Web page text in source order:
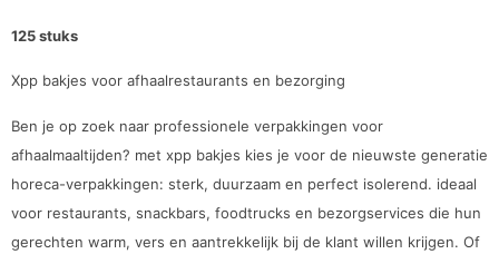
125 stuks
Xpp bakjes voor afhaalrestaurants en bezorging
Ben je op zoek naar professionele verpakkingen voor
afhaalmaaltijden? met xpp bakjes kies je voor de nieuwste generatie
horeca-verpakkingen: sterk, duurzaam en perfect isolerend. ideaal
voor restaurants, snackbars, foodtrucks en bezorgservices die hun
gerechten warm, vers en aantrekkelijk bij de klant willen krijgen. Of